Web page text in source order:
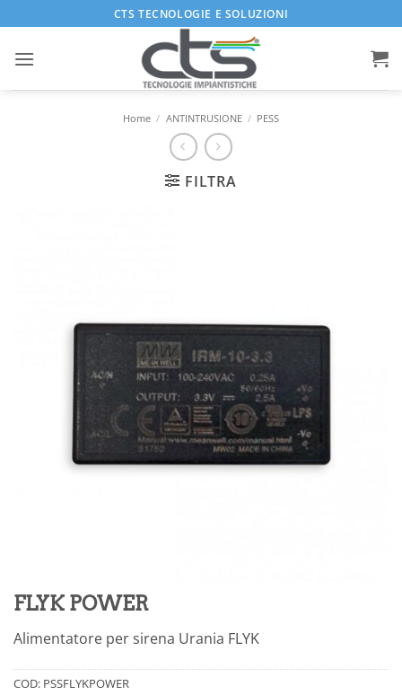
ai
contenuti
CTS TECNOLOGIE E SOLUZIONI
Home / ANTINTRUSIONE / PESS
FILTRA
FLYK POWER
Alimentatore per sirena Urania FLYK
COD: PSSFLYKPOWER